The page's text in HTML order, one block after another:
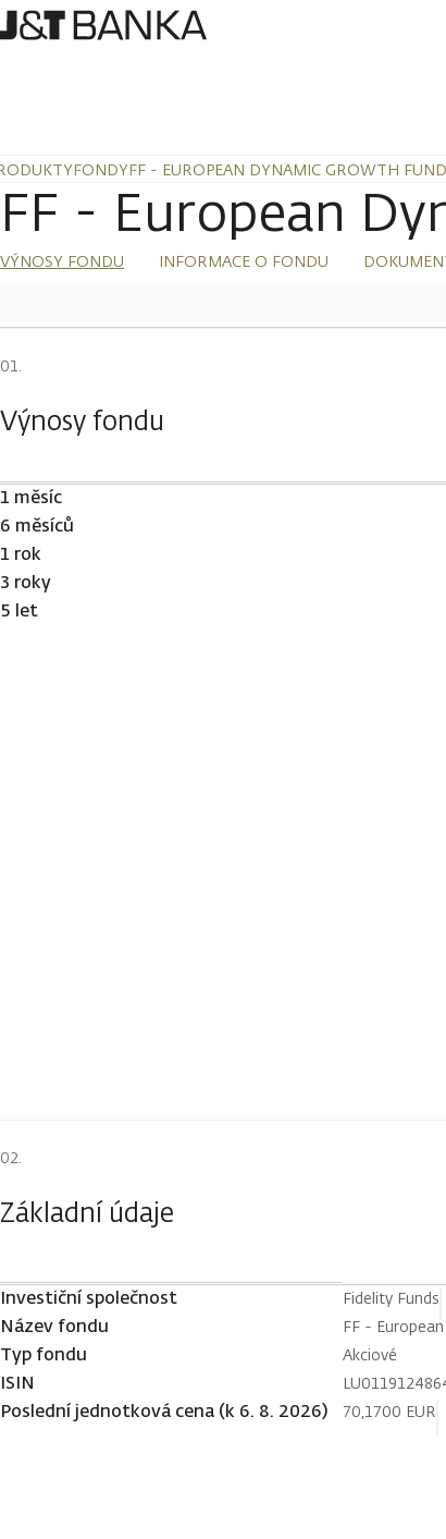
FONDYFF - EUROPEAN DYNAMIC GROWTH
FF - European
VÝNOSY FONDU INFORMACE O FONDU
Výnosy fondu
1 měsíc
6 měsíců
1 rok
3 roky
5 let
Základní údaje
Investiční společnost Fidelity Funds
Název fondu FF -
Typ fondu Akciové
ISIN
Poslední jednotková cena (k 6. 8. 2026) 70,1700 EUR